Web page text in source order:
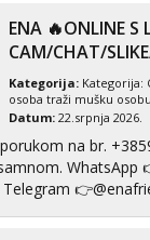
- mob:1,12€ min
koji me jako
ENA 🔥ONLINE S
CAM/CHAT/
Kategorija: Kategorija:
osoba traži mušku osobu
Datum: 22.srpnja 2026.
👉